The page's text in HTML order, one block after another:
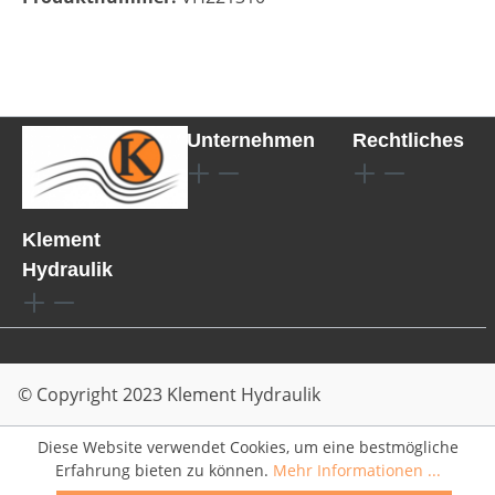
Klement
Hydraulik
Unternehmen Rechtliches
© Copyright 2023 Klement Hydraulik
Diese Website verwendet Cookies, um eine bestmögliche
Erfahrung bieten zu können. Mehr Informationen ...